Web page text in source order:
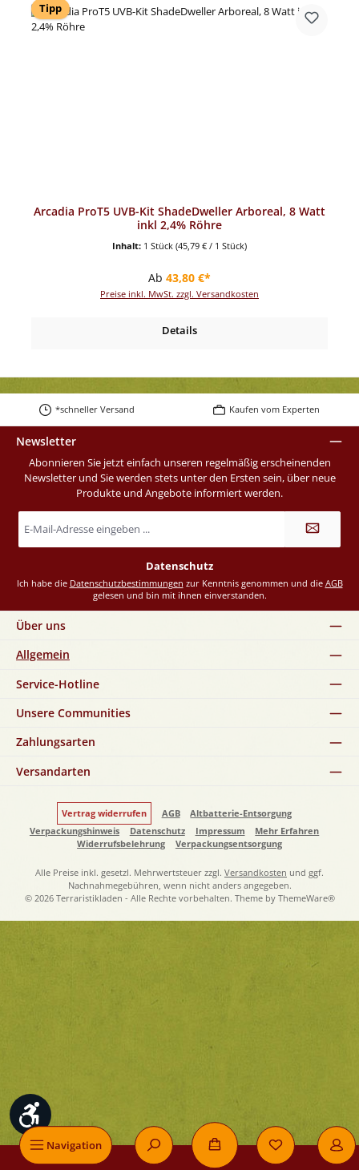
Werkzeugleiste anzeigen
Navigation
Tipp
Arcadia ProT5 UVB-Kit ShadeDweller Arboreal, 8 Watt
inkl 2,4% Röhre
Inhalt: 1 Stück (45,79 € / 1 Stück)
Regulärer Preis:
Ab 43,80 €*
Preise inkl. MwSt. zzgl. Versandkosten
Details
*schneller Versand Kaufen vom Experten
Newsletter
Abonnieren Sie jetzt einfach unseren regelmäßig erscheinenden
Newsletter und Sie werden stets unter den Ersten sein, über neue
Produkte und Angebote informiert werden.
E-
Mail-
Datenschutz
Ich habe die Datenschutzbestimmungen zur Kenntnis genommen und die AGB
gelesen und bin mit ihnen einverstanden.
Über uns
Allgemein
Service-Hotline
Unsere Communities
Zahlungsarten
Versandarten
Vertrag widerrufen AGB
Altbatterie-Entsorgung
Verpackungshinweis
Datenschutz Impressum
Mehr Erfahren
Widerrufsbelehrung
Verpackungsentsorgung
Alle Preise inkl. gesetzl. Mehrwertsteuer zzgl. Versandkosten und ggf.
Nachnahmegebühren, wenn nicht anders angegeben.
© 2026 Terraristikladen - Alle Rechte vorbehalten. Theme by ThemeWare®